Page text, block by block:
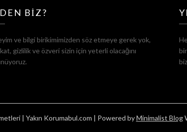
BIZ?
ve bilgi birikimimizden söz etmeye gerek yok,
gizlilik ve özveri sizin için yeterli olacağını
| Yakın Korumabul.com | Powered byMinimalist Blog